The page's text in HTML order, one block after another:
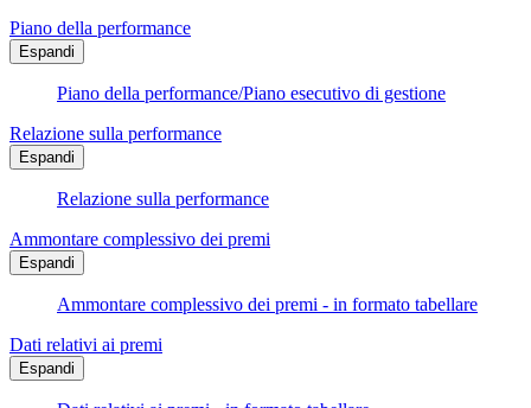
Piano della performance
Espandi
Piano della performance/Piano esecutivo di gestione
Relazione sulla performance
Espandi
Relazione sulla performance
Ammontare complessivo dei premi
Espandi
Ammontare complessivo dei premi - in formato tabellare
Dati relativi ai premi
Espandi